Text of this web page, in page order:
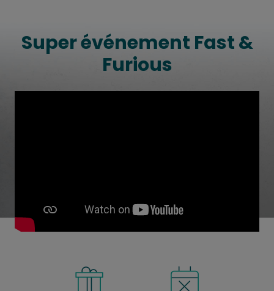
Super événement Fast &
Furious